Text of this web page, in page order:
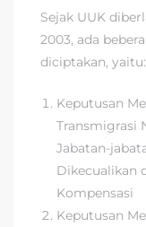
Sejak UUK
2003, ada
diciptakan, yaitu:
Keputusan
Transmigrasi
Jabatan-
Dikecualikan
Kompensasi
Keputusan